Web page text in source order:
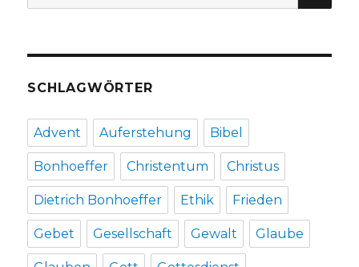
nach:
SCHLAGWÖRTER
Advent Auferstehung Bibel
Bonhoeffer Christentum Christus
Dietrich Bonhoeffer Ethik Frieden
Gebet Gesellschaft Gewalt Glaube